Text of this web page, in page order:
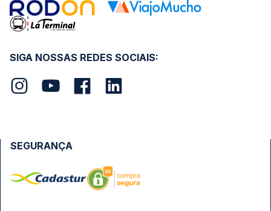
SIGA NOSSAS REDES SOCIAIS:
SEGURANÇA